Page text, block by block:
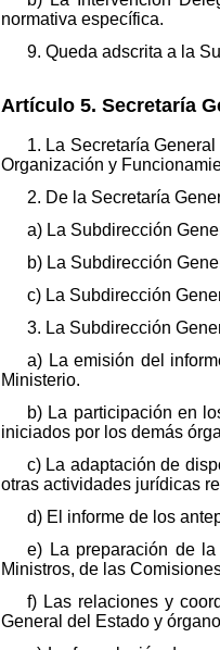
normativa específica.
9. Queda adscrita a la
Artículo 5. Secretaría
1. La Secretaría
Organización y
2. De la Secretaría
a) La Subdirección
b) La Subdirección
c) La Subdirección
3. La Subdirección
a) La emisión del
Ministerio.
b) La participación en
iniciados por los demás
c) La adaptación de
otras actividades jurídicas
d) El informe de los
e) La preparación de
Ministros, de las
f) Las relaciones y
General del Estado y